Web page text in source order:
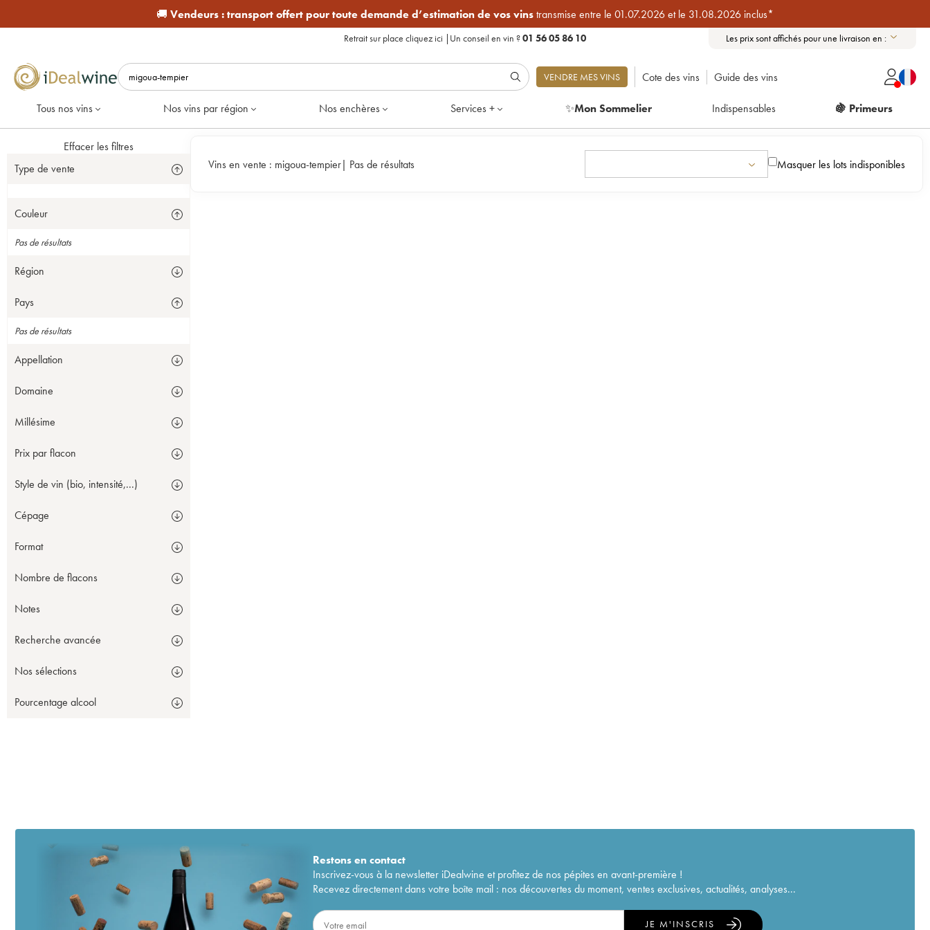
🚚 Vendeurs :transport offert pour toute demande d’estimation de vos vinstransmise entre le 01.07.2026 et le 31.08.2026 inclus*
Retrait sur place cliquez ici | Un conseil en vin ?01 56 05 86 10 Les prix sont affichés pour une livraison en :
VENDRE MES VINS Cote des vins Guide des vins
Tous nos vins Nos vins par région Nos enchères Services + ✨Mon Sommelier Indispensables 🍇 Primeurs
Effacer les filtres
Type de vente
Couleur
Pas de résultats
Région
Pays
Pas de résultats
Appellation
Domaine
Millésime
Prix par flacon
Style de vin (bio, intensité,...)
Cépage
Format
Nombre de flacons
Notes
Recherche avancée
Nos sélections
Pourcentage alcool
Vins en vente : migoua-tempier| Pas de résultats Masquer les lots indisponibles
Restons encontact
Inscrivez-vous à la newsletter iDealwine et profitez de nos pépites en avant-première !
Recevez directement dans votre boîte mail : nos découvertes du moment, ventes exclusives, actualités, analyses...
JE M'INSCRIS